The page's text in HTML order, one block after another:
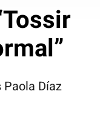
Paola Díaz